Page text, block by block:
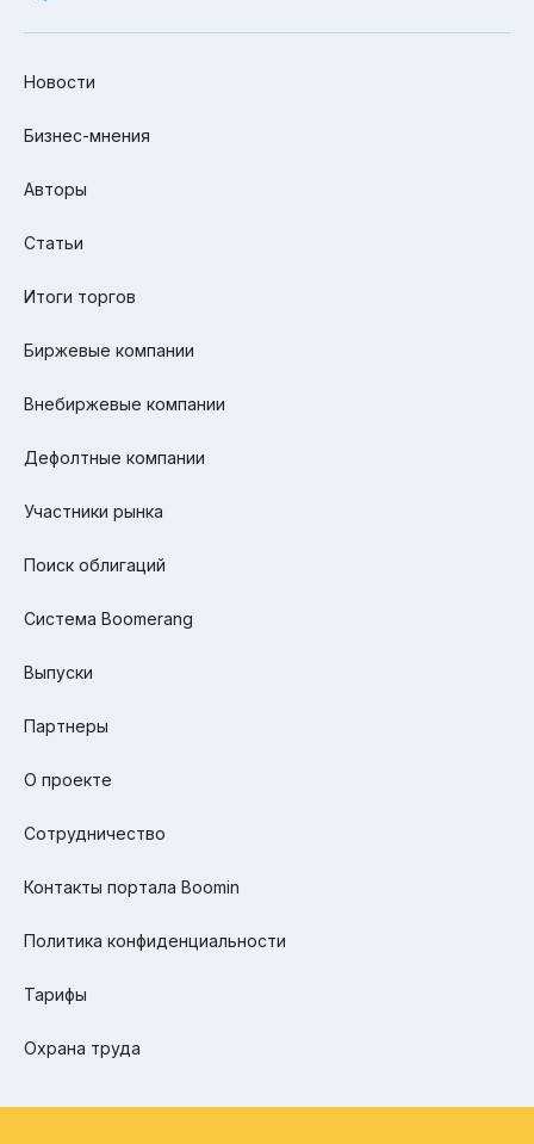
Новости
Бизнес-мнения
Авторы
Статьи
Итоги торгов
Биржевые компании
Внебиржевые компании
Дефолтные компании
Участники рынка
Поиск облигаций
Система Boomerang
Выпуски
Партнеры
О проекте
Сотрудничество
Контакты портала Boomin
Политика конфиденциальности
Тарифы
Охрана труда